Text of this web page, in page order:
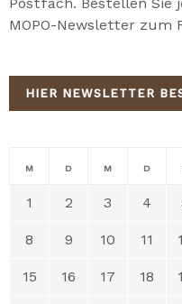
MOPO-Newsletter zum
HIER NEWSLETTER
M D M D
1 2 3 4
8 9 10 11
15 16 17 18